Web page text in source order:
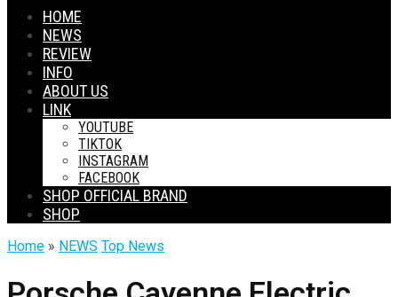
HOME
NEWS
REVIEW
INFO
ABOUT US
LINK
YOUTUBE
TIKTOK
INSTAGRAM
FACEBOOK
SHOP OFFICIAL BRAND
SHOP
Home » NEWS Top News